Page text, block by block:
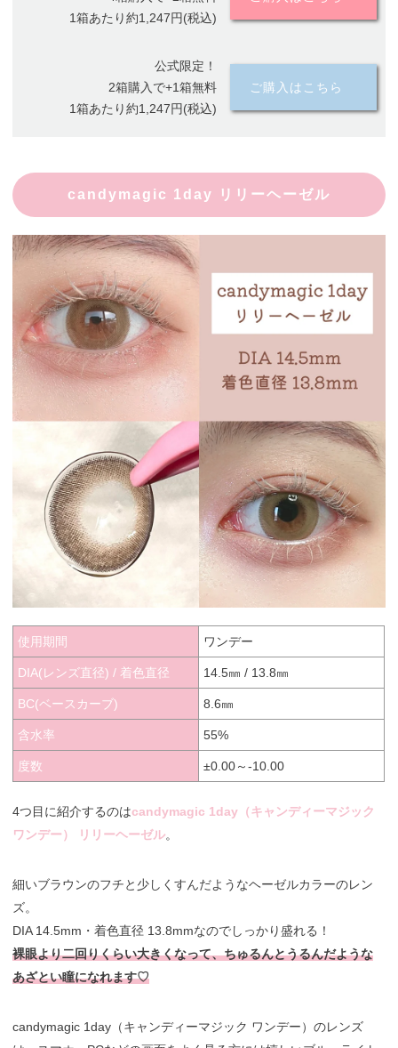
1箱あたり約1,247円(税込)
公式限定！
2箱購入で+1箱無料
1箱あたり約1,247円(税込)
ご購入はこちら
candymagic 1day リリーヘーゼル
使用期間 ワンデー
DIA(レンズ直径) / 着色直径 14.5㎜ / 13.8㎜
BC(ベースカーブ) 8.6㎜
含水率 55%
度数 ±0.00～-10.00
4つ目に紹介するのはcandymagic 1day（キャンディーマジック
ワンデー） リリーヘーゼル。
細いブラウンのフチと少しくすんだようなヘーゼルカラーのレン
ズ。
DIA 14.5mm・着色直径 13.8mmなのでしっかり盛れる！
裸眼より二回りくらい大きくなって、ちゅるんとうるんだような
あざとい瞳になれます♡
candymagic 1day（キャンディーマジック ワンデー）のレンズ